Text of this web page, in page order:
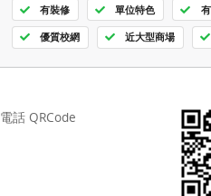
有裝修 單位特色
優質校網 近大型商場
電話 QRCode